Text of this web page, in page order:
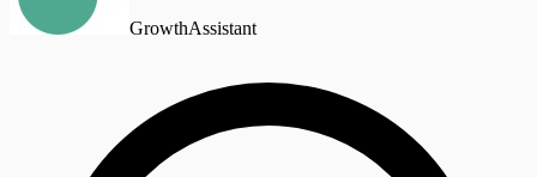
GrowthAssistant